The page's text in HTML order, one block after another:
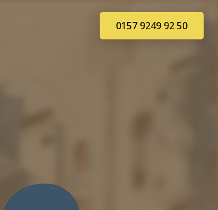
0157 9249 92 50